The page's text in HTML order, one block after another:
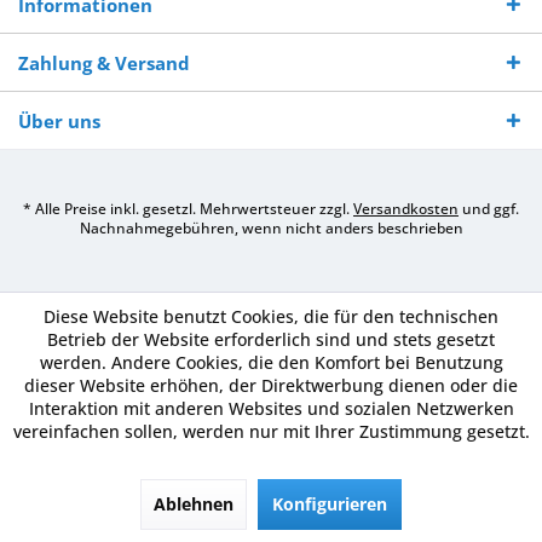
Zahlung & Versand
Über uns
* Alle Preise inkl. gesetzl. Mehrwertsteuer zzgl.Versandkosten und ggf.
Nachnahmegebühren, wenn nicht anders beschrieben
Diese Website benutzt Cookies, die für den technischen
Betrieb der Website erforderlich sind und stets gesetzt
werden. Andere Cookies, die den Komfort bei Benutzung
dieser Website erhöhen, der Direktwerbung dienen oder die
Interaktion mit anderen Websites und sozialen Netzwerken
vereinfachen sollen, werden nur mit Ihrer Zustimmung gesetzt.
Ablehnen Konfigurieren